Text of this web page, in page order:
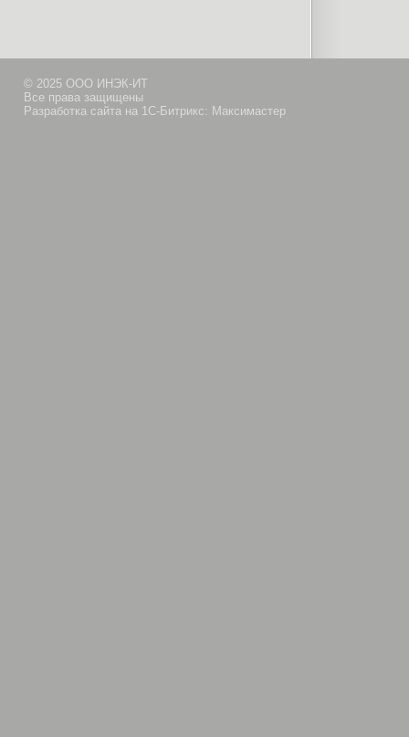
© 2025 ООО ИНЭК-ИТ
Все права защищены
Разработка сайта на 1С-Битрикс: Максимастер